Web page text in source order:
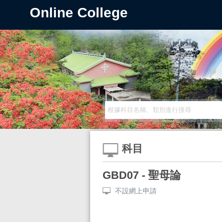
Online College
科目
GBD07 - 聖母論
不設網上申請